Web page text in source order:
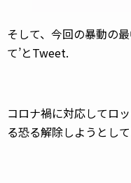
そして、今回の暴動の
て’とTweet.
コロナ禍に対応してロ
る恐る解除しようとし